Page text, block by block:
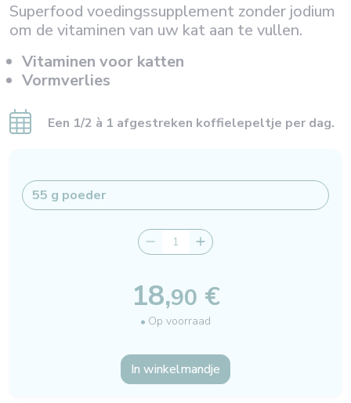
Superfood voedingssupplement zonder jodium
om de vitaminen van uw kat aan te vullen.
Vitaminen voor katten
Vormverlies
Een 1/2 à 1 afgestreken koffielepeltje per dag.
18,90 €
Op voorraad
In winkelmandje